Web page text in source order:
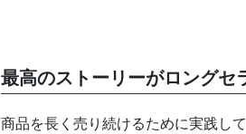
最高のストーリーがロングセ
商品を長く売り続けるために実践し